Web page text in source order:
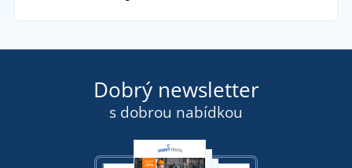
Dobrý newsletter
s dobrou nabídkou